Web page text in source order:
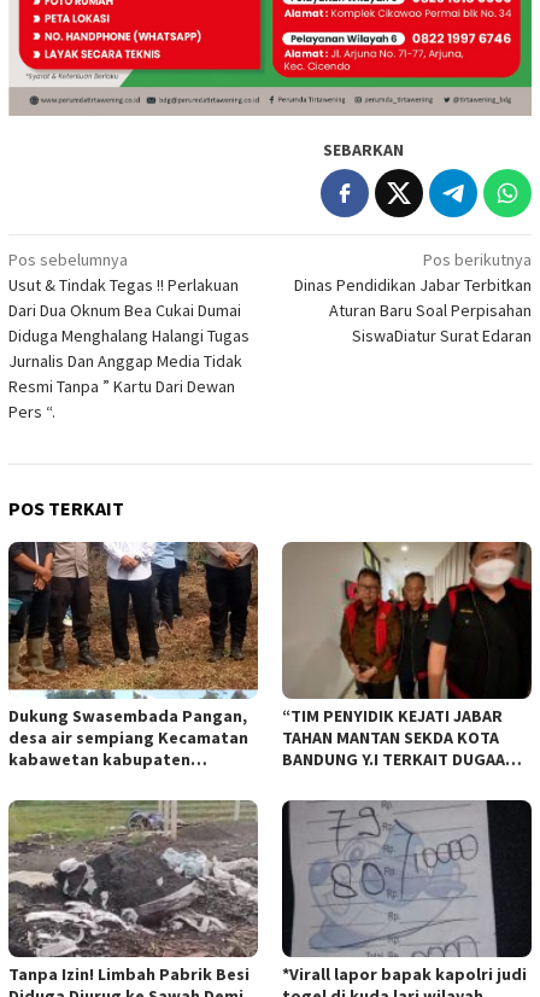
SEBARKAN
Navigasi
pos
Pos sebelumnya
Usut & Tindak Tegas !! Perlakuan
Dari Dua Oknum Bea Cukai Dumai
Diduga Menghalang Halangi Tugas
Jurnalis Dan Anggap Media Tidak
Resmi Tanpa ” Kartu Dari Dewan
Pers “.
Pos berikutnya
Dinas Pendidikan Jabar Terbitkan
Aturan Baru Soal Perpisahan
SiswaDiatur Surat Edaran
POS TERKAIT
Dukung Swasembada Pangan,
desa air sempiang Kecamatan
kabawetan kabupaten
28 mei 2025
“TIM PENYIDIK KEJATI JABAR
TAHAN MANTAN SEKDA KOTA
BANDUNG Y.I TERKAIT DUGAAN
BANDUNG”.
Tanpa Izin! Limbah Pabrik Besi
*Virall lapor bapak kapolri judi